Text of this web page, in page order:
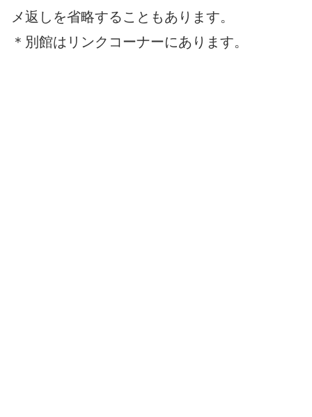
メ返しを省略することもあります。
＊別館はリンクコーナーにあります。